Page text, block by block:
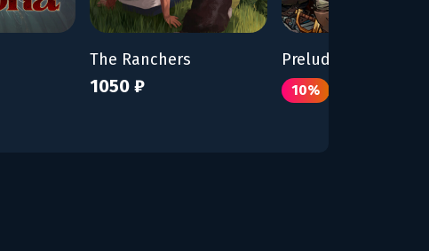
The Ranchers
1050 ₽
Prelude Dark Pain
10%